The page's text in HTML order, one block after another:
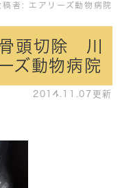
稿者: エアリーズ動物病院
頭切除 川
ズ動物病院
2014.11.07更新